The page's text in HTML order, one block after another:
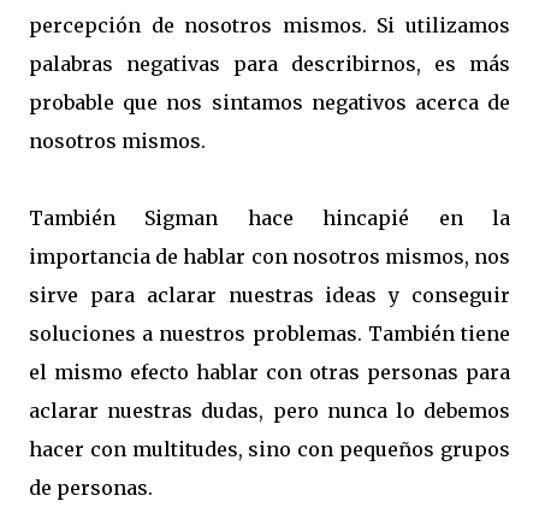
percepción de nosotros mismos. Si utilizamos
palabras negativas para describirnos, es más
probable que nos sintamos negativos acerca de
nosotros mismos.
También Sigman hace hincapié en la
importancia de hablar con nosotros mismos, nos
sirve para aclarar nuestras ideas y conseguir
soluciones a nuestros problemas. También tiene
el mismo efecto hablar con otras personas para
aclarar nuestras dudas, pero nunca lo debemos
hacer con multitudes, sino con pequeños grupos
de personas.